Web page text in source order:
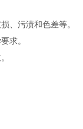
、污渍和色差等。
求。